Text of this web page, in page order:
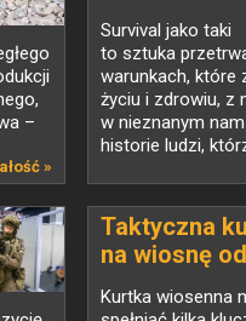
–
»
Survival jako taki
to sztuka
warunkach, które
życiu i zdrowiu, z
w nieznanym
historie ludzi,
Taktyczna
na wiosnę
Kurtka wiosenna